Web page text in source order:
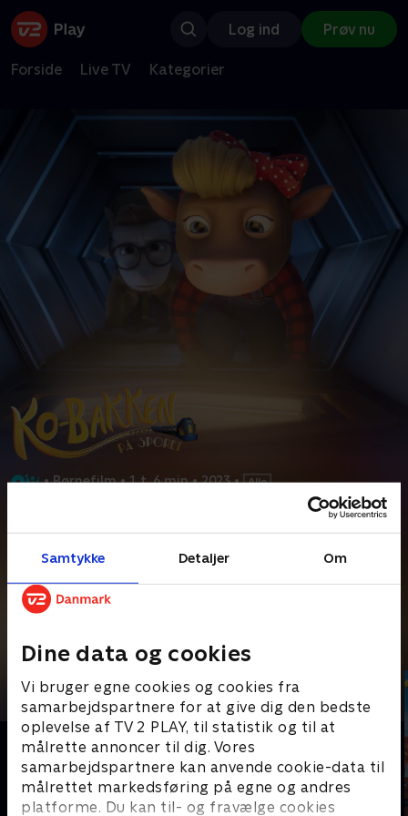
Samtykke Detaljer Om
Dine data og cookies
Vi bruger egne cookies og cookies fra
samarbejdspartnere for at give dig den bedste
oplevelse af TV 2 PLAY, til statistik og til at
målrette annoncer til dig. Vores
samarbejdspartnere kan anvende cookie-data til
målrettet markedsføring på egne og andres
platforme. Du kan til- og fravælge cookies
Log ind Prøv nu
Forside Live TV Kategorier
• Børnefilm • 1 t. 6 min • 2023 •
På Ko-bakken kæmper de med høsten, og den geniale
opfindergris Albert Einswein har løsningen med et
Prøv TV 2 Play*
*Kræver pakken Basis. Administrer dit abonnement på Mit TV 2.
Andre så også